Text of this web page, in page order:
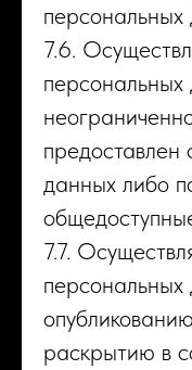
персональных
7.6.
персональных
предоставлен
данных либо
7.7.
раскрытию в